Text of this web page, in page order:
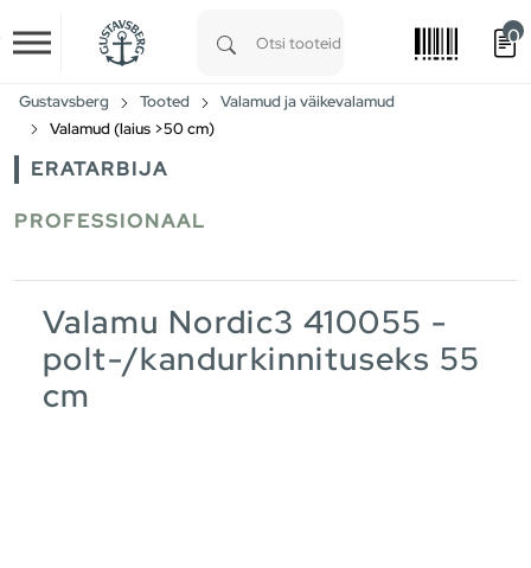
Skip to main content
0
Gustavsberg Tooted
Valamud ja väikevalamud
Valamud (laius >50 cm)
ERATARBIJA
PROFESSIONAAL
Valamu Nordic3 410055 -
polt-/kandurkinnituseks 55
cm